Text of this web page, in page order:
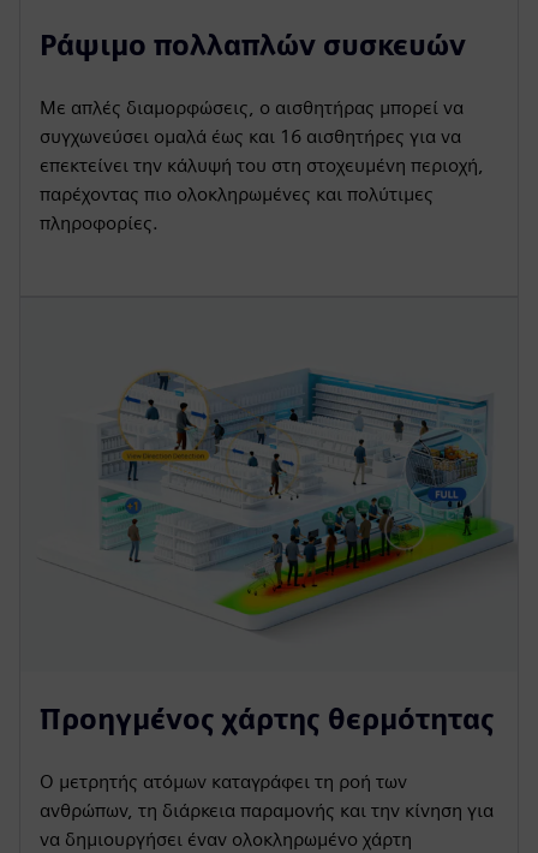
Ράψιμο πολλαπλών συσκευών
Με απλές διαμορφώσεις, ο αισθητήρας μπορεί να
συγχωνεύσει ομαλά έως και 16 αισθητήρες για να
επεκτείνει την κάλυψή του στη στοχευμένη περιοχή,
παρέχοντας πιο ολοκληρωμένες και πολύτιμες
πληροφορίες.
Προηγμένος χάρτης θερμότητας
Ο μετρητής ατόμων καταγράφει τη ροή των
ανθρώπων, τη διάρκεια παραμονής και την κίνηση για
να δημιουργήσει έναν ολοκληρωμένο χάρτη